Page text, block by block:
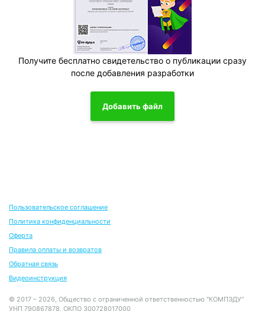
Получите бесплатно свидетельство о публикации сразу
после добавления разработки
Добавить файл
Пользовательское соглашение
Политика конфиденциальности
Оферта
Правила оплаты и возвратов
Обратная связь
Видеоинструкция
© 2017 – 2026, Общество с ограниченной ответственностью "КОМПЭДУ"
УНП 790867878, ОКПО 300728017000